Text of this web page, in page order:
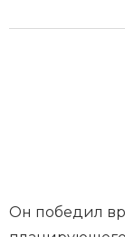
Он победил